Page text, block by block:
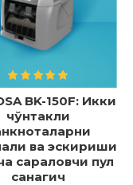
BK-150F: Икки
чўнтакли
ва эскириши
сараловчи пул
санагич